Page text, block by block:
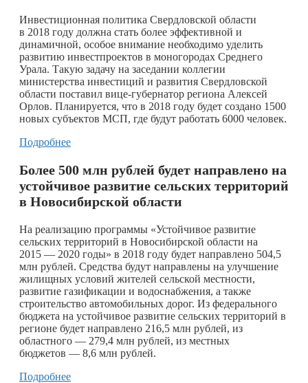
Инвестиционная политика Свердловской области
в 2018 году должна стать более эффективной и
динамичной, особое внимание необходимо уделить
развитию инвестпроектов в моногородах Среднего
Урала. Такую задачу на заседании коллегии
министерства инвестиций и развития Свердловской
области поставил вице-губернатор региона Алексей
Орлов. Планируется, что в 2018 году будет создано 1500
новых субъектов МСП, где будут работать 6000 человек.
Подробнее
Более 500 млн рублей будет направлено на
устойчивое развитие сельских территорий
в Новосибирской области
На реализацию программы «Устойчивое развитие
сельских территорий в Новосибирской области на
2015 — 2020 годы» в 2018 году будет направлено 504,5
млн рублей. Средства будут направлены на улучшение
жилищных условий жителей сельской местности,
развитие газификации и водоснабжения, а также
строительство автомобильных дорог. Из федерального
бюджета на устойчивое развитие сельских территорий в
регионе будет направлено 216,5 млн рублей, из
областного — 279,4 млн рублей, из местных
бюджетов — 8,6 млн рублей.
Подробнее